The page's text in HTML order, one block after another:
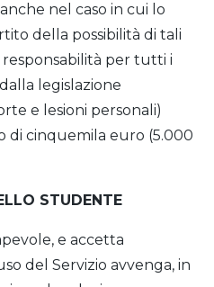
nel caso in cui lo
della possibilità di tali
responsabilità per tutti i
legislazione
e lesioni personali)
di cinquemila euro (5.000
STUDENTE
e accetta
del Servizio avvenga, in